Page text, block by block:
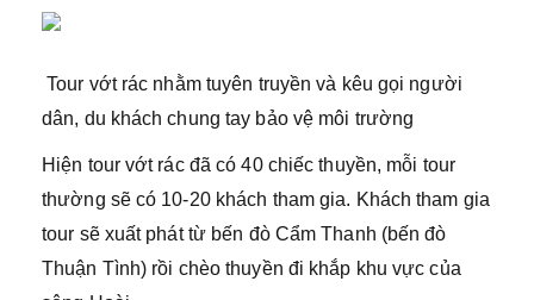
Tour vớt rác nhằm tuyên truyền và kêu gọi người
dân, du khách chung tay bảo vệ môi trường
Hiện tour vớt rác đã có 40 chiếc thuyền, mỗi tour
thường sẽ có 10-20 khách tham gia. Khách tham gia
tour sẽ xuất phát từ bến đò Cẩm Thanh (bến đò
Thuận Tình) rồi chèo thuyền đi khắp khu vực của